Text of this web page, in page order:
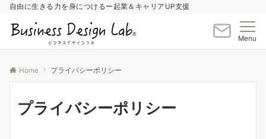
自由に生きる力を身につけるー起業＆キャリアUP支援
Menu
Home プライバシーポリシー
プライバシーポリシー